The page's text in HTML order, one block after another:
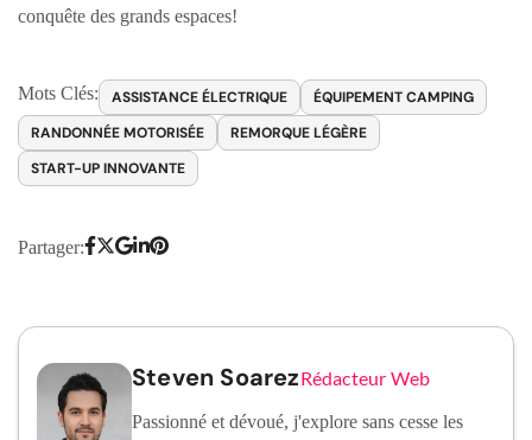
conquête des grands espaces!
Mots Clés: ASSISTANCE ÉLECTRIQUE
ÉQUIPEMENT CAMPING
RANDONNÉE MOTORISÉE
REMORQUE LÉGÈRE
START-UP INNOVANTE
Partager:
Steven SoarezRédacteur Web
Passionné et dévoué, j'explore sans cesse les